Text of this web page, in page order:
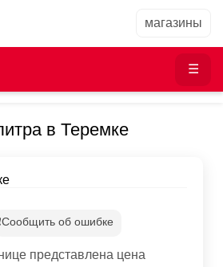
в Теремке
об ошибке
представлена цена